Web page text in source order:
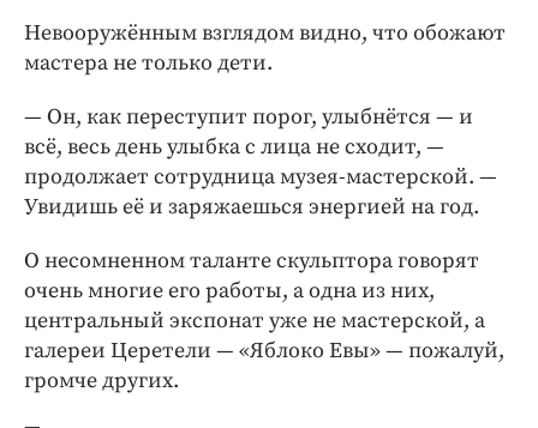
Невооружённым взглядом видно, что обожают
мастера не только дети.
— Он, как переступит порог, улыбнётся — и
всё, весь день улыбка с лица не сходит, —
продолжает сотрудница музея-­мастерской. —
Увидишь её и заряжаешься энергией на год.
О несомненном таланте скульптора говорят
очень многие его работы, а одна из них,
центральный экспонат уже не мастерской, а
галереи Церетели — «Яблоко Евы» — пожалуй,
громче других.